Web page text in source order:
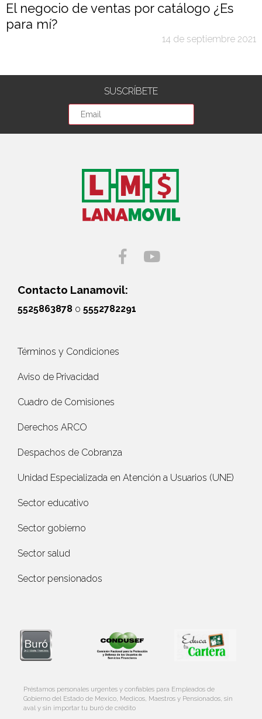
El negocio de ventas por catálogo ¿Es
para mí?
14 de septiembre 2021
SUSCRÍBETE
Contacto Lanamovil:
5525863878 o 5552782291
Términos y Condiciones
Aviso de Privacidad
Cuadro de Comisiones
Derechos ARCO
Despachos de Cobranza
Unidad Especializada en Atención a Usuarios (UNE)
Sector educativo
Sector gobierno
Sector salud
Sector pensionados
Préstamos personales urgentes y confiables para Empleados de
Gobierno del Estado de Mexico, Medicos, Maestros y Pensionados, sin
aval y sin importar tu buró de crédito